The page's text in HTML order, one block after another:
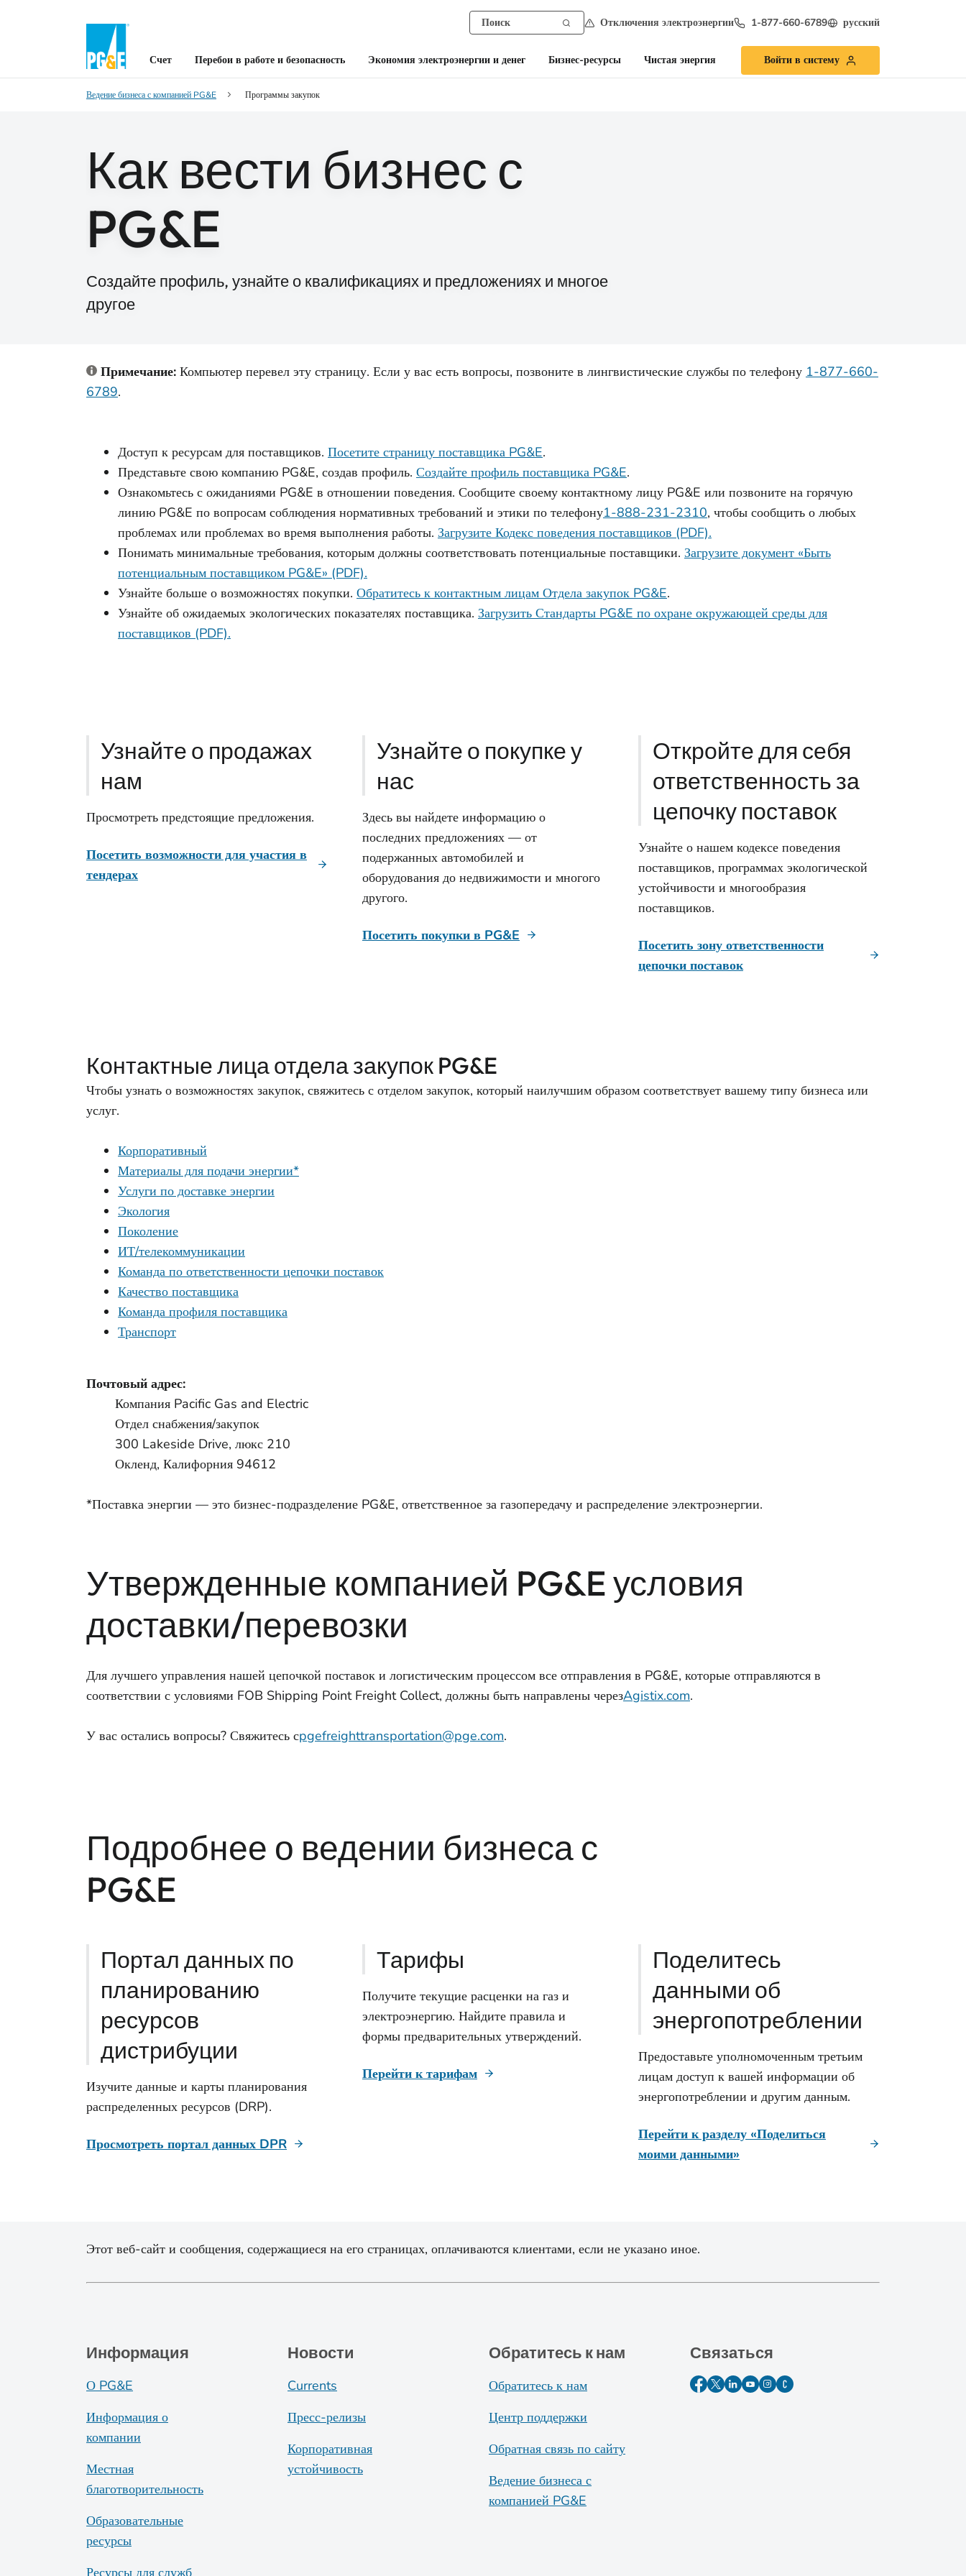
Отключения электроэнергии 1-877-660-6789 русский
Счет Перебои в работе и безопасность Экономия электроэнергии и денег Бизнес-ресурсы Чистая энергия Войти в систему
Ведение бизнеса с компанией PG&E Программы закупок
Как вести бизнес с
PG&E
Создайте профиль, узнайте о квалификациях и предложениях и многое
другое
Примечание: Компьютер перевел эту страницу. Если у вас есть вопросы, позвоните в лингвистические службы по телефону 1-877-660-
6789.
Доступ к ресурсам для поставщиков. Посетите страницу поставщика PG&E.
Представьте свою компанию PG&E, создав профиль. Создайте профиль поставщика PG&E.
Ознакомьтесь с ожиданиями PG&E в отношении поведения. Сообщите своему контактному лицу PG&E или позвоните на горячую
линию PG&E по вопросам соблюдения нормативных требований и этики по телефону1-888-231-2310, чтобы сообщить о любых
проблемах или проблемах во время выполнения работы. Загрузите Кодекс поведения поставщиков (PDF).
Понимать минимальные требования, которым должны соответствовать потенциальные поставщики. Загрузите документ «Быть
потенциальным поставщиком PG&E» (PDF).
Узнайте больше о возможностях покупки. Обратитесь к контактным лицам Отдела закупок PG&E.
Узнайте об ожидаемых экологических показателях поставщика. Загрузить Стандарты PG&E по охране окружающей среды для
поставщиков (PDF).
Узнайте о продажах
нам
Просмотреть предстоящие предложения.
Посетить возможности для участия в
тендерах
Узнайте о покупке у
нас
Здесь вы найдете информацию о
последних предложениях — от
подержанных автомобилей и
оборудования до недвижимости и многого
другого.
Посетить покупки в PG&E
Откройте для себя
ответственность за
цепочку поставок
Узнайте о нашем кодексе поведения
поставщиков, программах экологической
устойчивости и многообразия
поставщиков.
Посетить зону ответственности
цепочки поставок
Контактные лица отдела закупок PG&E
Чтобы узнать о возможностях закупок, свяжитесь с отделом закупок, который наилучшим образом соответствует вашему типу бизнеса или
услуг.
Корпоративный
Материалы для подачи энергии*
Услуги по доставке энергии
Экология
Поколение
ИТ/телекоммуникации
Команда по ответственности цепочки поставок
Качество поставщика
Команда профиля поставщика
Транспорт
Почтовый адрес:
Компания Pacific Gas and Electric
Отдел снабжения/закупок
300 Lakeside Drive, люкс 210
Окленд, Калифорния 94612
*Поставка энергии — это бизнес-подразделение PG&E, ответственное за газопередачу и распределение электроэнергии.
Утвержденные компанией PG&E условия
доставки/перевозки
Для лучшего управления нашей цепочкой поставок и логистическим процессом все отправления в PG&E, которые отправляются в
соответствии с условиями FOB Shipping Point Freight Collect, должны быть направлены черезAgistix.com.
У вас остались вопросы? Свяжитесь сpgefreighttransportation@pge.com.
Подробнее о ведении бизнеса с
PG&E
Портал данных по
планированию
ресурсов
дистрибуции
Изучите данные и карты планирования
распределенных ресурсов (DRP).
Просмотреть портал данных DPR
Тарифы
Получите текущие расценки на газ и
электроэнергию. Найдите правила и
формы предварительных утверждений.
Перейти к тарифам
Поделитесь
данными об
энергопотреблении
Предоставьте уполномоченным третьим
лицам доступ к вашей информации об
энергопотреблении и другим данным.
Перейти к разделу «Поделиться
моими данными»
Этот веб-сайт и сообщения, содержащиеся на его страницах, оплачиваются клиентами, если не указано иное.
Информация
О PG&E
Информация о
компании
Местная
благотворительность
Образовательные
ресурсы
Ресурсы для служб
Новости
Currents
Пресс-релизы
Корпоративная
устойчивость
Обратитесь к нам
Обратитесь к нам
Центр поддержки
Обратная связь по сайту
Ведение бизнеса с
компанией PG&E
Связаться